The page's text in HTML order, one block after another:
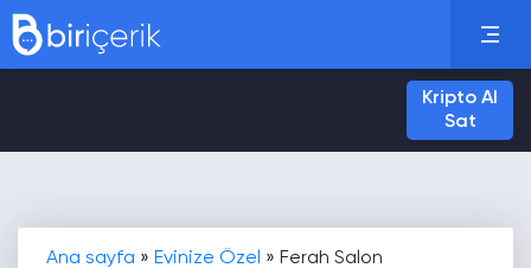
Kripto Al
Sat
Ana sayfa » Evinize Özel » Ferah Salon